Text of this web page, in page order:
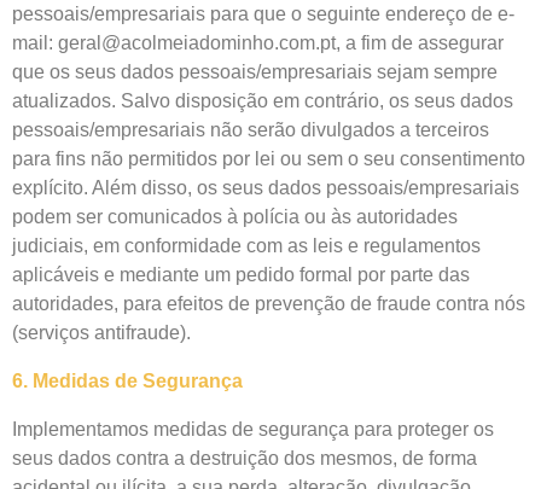
pessoais/empresariais para que o seguinte endereço de e-
mail: geral@acolmeiadominho.com.pt, a fim de assegurar
que os seus dados pessoais/empresariais sejam sempre
atualizados. Salvo disposição em contrário, os seus dados
pessoais/empresariais não serão divulgados a terceiros
para fins não permitidos por lei ou sem o seu consentimento
explícito. Além disso, os seus dados pessoais/empresariais
podem ser comunicados à polícia ou às autoridades
judiciais, em conformidade com as leis e regulamentos
aplicáveis e mediante um pedido formal por parte das
autoridades, para efeitos de prevenção de fraude contra nós
(serviços antifraude).
6. Medidas de Segurança
Implementamos medidas de segurança para proteger os
seus dados contra a destruição dos mesmos, de forma